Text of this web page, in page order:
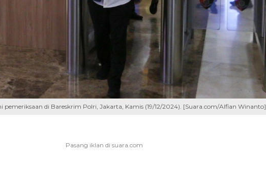
pemeriksaan di Bareskrim Polri, Jakarta, Kamis (19/12/2024). [Suara.com/Alfian Winanto]